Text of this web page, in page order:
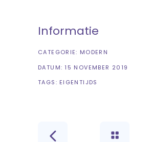
Informatie
CATEGORIE: MODERN
DATUM: 15 NOVEMBER 2019
TAGS: EIGENTIJDS